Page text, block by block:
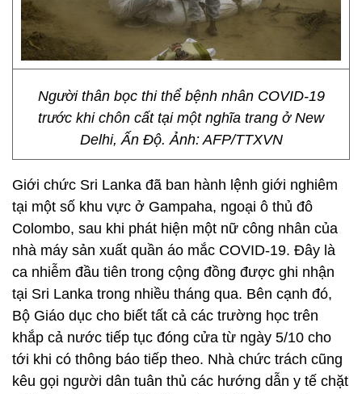
Người thân bọc thi thể bệnh nhân COVID-19
trước khi chôn cất tại một nghĩa trang ở New
Delhi, Ấn Độ. Ảnh: AFP/TTXVN
Giới chức Sri Lanka đã ban hành lệnh giới nghiêm
tại một số khu vực ở Gampaha, ngoại ô thủ đô
Colombo, sau khi phát hiện một nữ công nhân của
nhà máy sản xuất quần áo mắc COVID-19. Đây là
ca nhiễm đầu tiên trong cộng đồng được ghi nhận
tại Sri Lanka trong nhiều tháng qua. Bên cạnh đó,
Bộ Giáo dục cho biết tất cả các trường học trên
khắp cả nước tiếp tục đóng cửa từ ngày 5/10 cho
tới khi có thông báo tiếp theo. Nhà chức trách cũng
kêu gọi người dân tuân thủ các hướng dẫn y tế chặt